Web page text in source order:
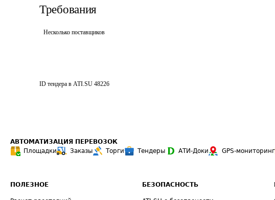
Требования
Несколько поставщиков
ID тендера в ATI.SU 48226
АВТОМАТИЗАЦИЯ ПЕРЕВОЗОК
Площадки
Заказы Торги Тендеры АТИ-Доки GPS-мониторинг
ПОЛЕЗНОЕ БЕЗОПАСНОСТЬ